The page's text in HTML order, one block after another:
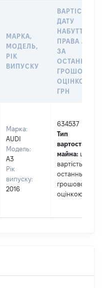
МАРКА,
МОДЕЛЬ,
РІК
ВИПУСКУ
ВАРТІСТЬ НА
ДАТУ
НАБУТТЯ
ПРАВА АБО
ЗА
ГРОШОВОЮ
ОЦІНКОЮ,
ГРН
Марка:
AUDI
Модель:
A3
Рік
випуску:
2016
634537
Тип
вартості
майна: це
вартість за
останньою
грошовою
оцінкою